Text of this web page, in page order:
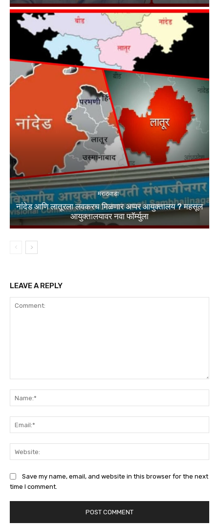
मराठवाडा
नांदेड आणि लातूरला लवकरच मिळणार अप्पर आयुक्तालय ? महसूल
आयुक्तालयावर नवा फॉर्म्युला
LEAVE A REPLY
Save my name, email, and website in this browser for the next
time I comment.